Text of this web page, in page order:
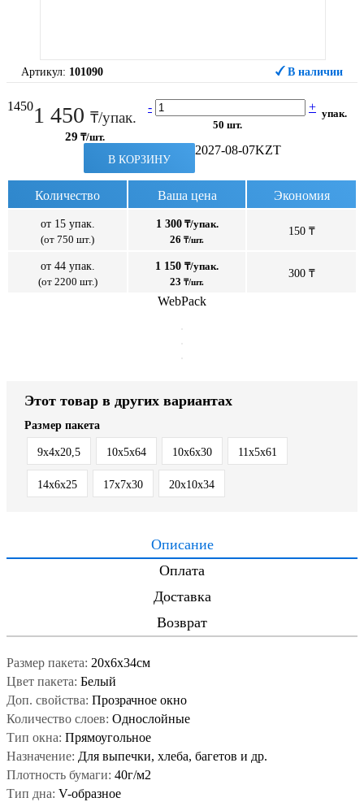
Артикул: 101090 В наличии
14501 450 ₸/упак.
29 ₸/шт.
- +
50 шт.
упак.
В КОРЗИНУ
2027-08-07KZT
Количество Ваша цена Экономия
от 15 упак.
(от 750 шт.)
1 300₸/упак.
26 ₸/шт.
150 ₸
от 44 упак.
(от 2200 шт.)
1 150 ₸/упак.
23 ₸/шт.
300 ₸
WebPack
Этот товар в других вариантах
Размер пакета
9х4х20,5 10х5х64 10х6х30 11х5х61
14х6х25 17х7х30 20х10х34
Описание
Оплата
Доставка
Возврат
Размер пакета: 20х6х34см
Цвет пакета: Белый
Доп. свойства: Прозрачное окно
Количество слоев: Однослойные
Тип окна: Прямоугольное
Назначение: Для выпечки, хлеба, багетов и др.
Плотность бумаги: 40г/м2
Тип дна: V-образное